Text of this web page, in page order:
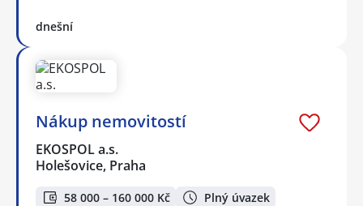
dnešní
Nákup nemovitostí
EKOSPOL a.s.
Holešovice, Praha
58 000 – 160 000 Kč
Plný úvazek